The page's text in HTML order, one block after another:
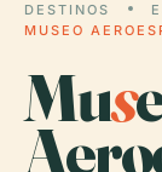
DESTINOS
MUSEO
Mus